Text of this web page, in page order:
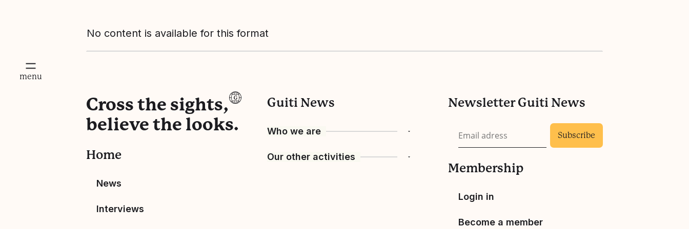
menu
No content is available for this format
Cross the sights,
believe the looks.
Home
News
Interviews
Guiti News
Who we are
Guiti’s history
Our other activities
Newsletter Guiti News
Membership
Login in
Become a member